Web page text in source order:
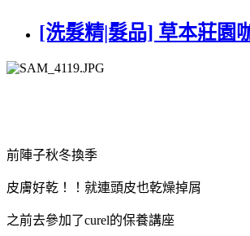
[洗髮精|髮品] 草本莊園
前陣子秋冬換季
皮膚好乾！！就連頭皮也乾燥掉屑
之前去參加了curel的保養講座